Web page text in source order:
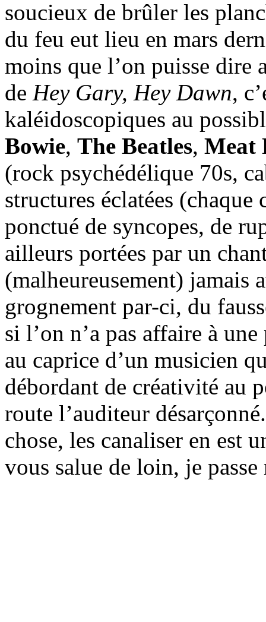
soucieux de brûler les
du feu eut lieu en mars
moins que l’on puisse dire
de Hey Gary, Hey Dawn,
kaléidoscopiques au
Bowie, The Beatles, Meat
(rock psychédélique 70s,
structures éclatées
ponctué de syncopes, de
ailleurs portées par un
(malheureusement) jamais
grognement par-ci, du
si l’on n’a pas affaire à
au caprice d’un musicien
débordant de créativité au
route l’auditeur
chose, les canaliser en est
vous salue de loin, je